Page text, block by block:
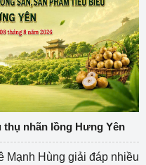
nhãn lồng Hưng Yên
Hùng giải đáp nhiều